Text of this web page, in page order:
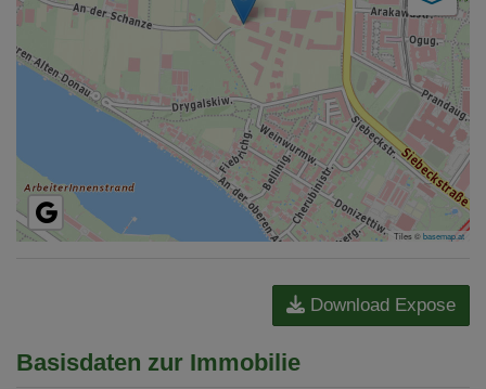
Tiles ©basemap.at
Download Expose
Basisdaten zur Immobilie